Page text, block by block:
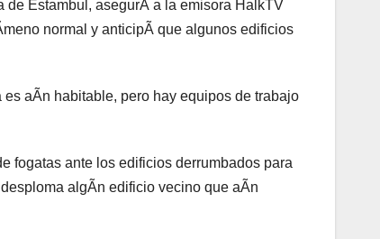
Estambul, asegurÃ a la emisora HalkTV
normal y anticipÃ que algunos edificios
aÃn habitable, pero hay equipos de trabajo
fogatas ante los edificios derrumbados para
algÃn edificio vecino que aÃn